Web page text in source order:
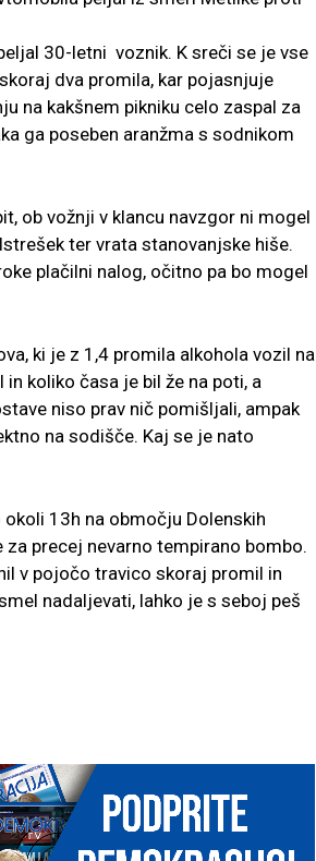
30-letni voznik. K sreči se je vse
dva promila, kar pojasnjuje
na kakšnem pikniku celo zaspal za
ga poseben aranžma s sodnikom
ob vožnji v klancu navzgor ni mogel
ter vrata stanovanjske hiše.
plačilni nalog, očitno pa bo mogel
ki je z 1,4 promila alkohola vozil na
koliko časa je bil že na poti, a
niso prav nič pomišljali, ampak
na sodišče. Kaj se je nato
13h na območju Dolenskih
precej nevarno tempirano bombo.
v pojočo travico skoraj promil in
nadaljevati, lahko je s seboj peš